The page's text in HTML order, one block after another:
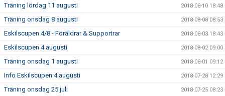
Träning lördag 11 augusti 2018-08-10 18:48
Träning onsdag 8 augusti 2018-08-08 08:53
Eskilscupen 4/8 - Föräldrar & Supportrar 2018-08-03 18:43
Eskilscupen 4 augusti 2018-08-02 09:00
Träning onsdag 1 augusti 2018-08-01 09:12
Info Eskilscupen 4 augusti 2018-07-28 12:29
Träning onsdag 25 juli 2018-07-25 08:23